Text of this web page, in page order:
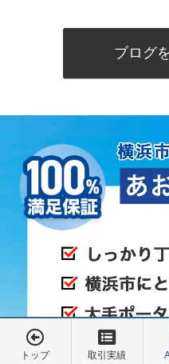
ブログ
トップ 取引実績